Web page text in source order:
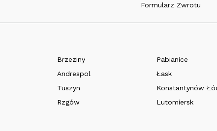
Formularz Zwrotu
Brzeziny
Andrespol
Tuszyn
Rzgów
Pabianice
Łask
Konstantynów
Lutomiersk